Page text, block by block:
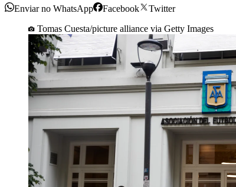
Enviar no WhatsApp Facebook
Twitter
Tomas Cuesta/picture alliance via Getty Images